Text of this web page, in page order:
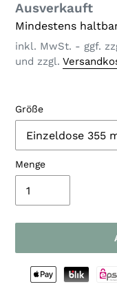
Verfügbarkeit
Ausverkauft
Mindestens
inkl. MwSt. - ggf.
und zzgl.
Größe
Menge
Zahlungsarten